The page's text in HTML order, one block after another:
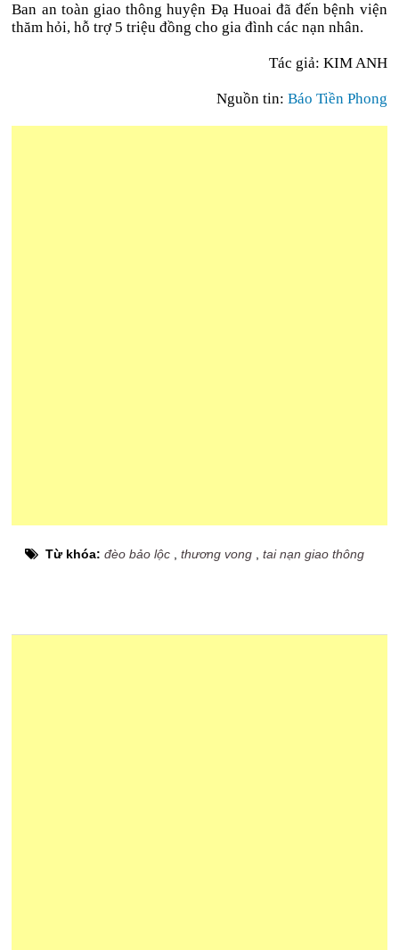
Ban an toàn giao thông huyện Đạ Huoai đã đến bệnh viện
thăm hỏi, hỗ trợ 5 triệu đồng cho gia đình các nạn nhân.
Tác giả: KIM ANH
Nguồn tin: Báo Tiền Phong
Từ khóa:đèo bảo lộc ,thương vong ,tai nạn giao thông